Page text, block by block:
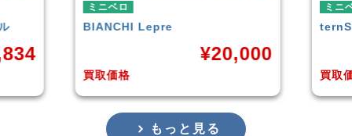
ミニベロ
ternSURGE 2021年モデル
買取価格
¥33,249
ミニ
買取
もっと見る